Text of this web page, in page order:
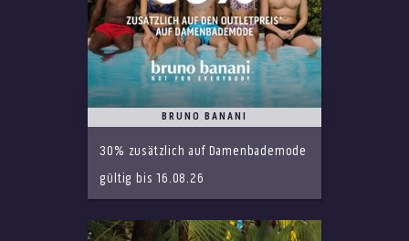
BRUNO BANANI
30% zusätzlich auf Damenbademode
gültig bis 16.08.26